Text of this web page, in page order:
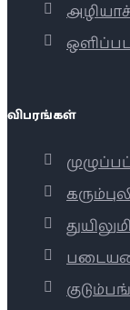
விபரங்கள்